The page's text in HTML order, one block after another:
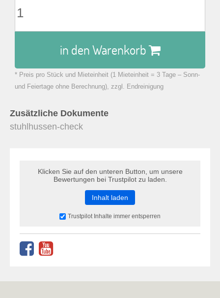
in den Warenkorb
zu Warenkorb hinzugefügt.
* Preis pro Stück und Mieteinheit (1 Mieteinheit = 3 Tage – Sonn-
und Feiertage ohne Berechnung), zzgl. Endreinigung
Zusätzliche Dokumente
stuhlhussen-check
Klicken Sie auf den unteren Button, um unsere
Bewertungen bei Trustpilot zu laden.
Inhalt laden
Trustpilot Inhalte immer entsperren